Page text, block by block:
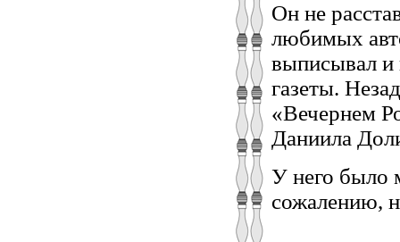
Он не
любимых
выписывал и
газеты.
«Вечернем
Даниила
У него было
сожалению,